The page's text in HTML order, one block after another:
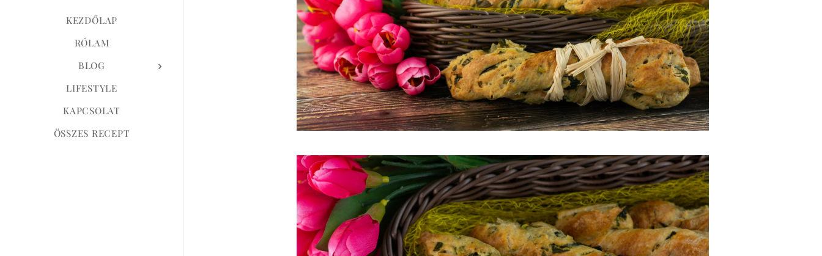
KEZDŐLAP
RÓLAM
BLOG
LIFESTYLE
KAPCSOLAT
ÖSSZES RECEPT